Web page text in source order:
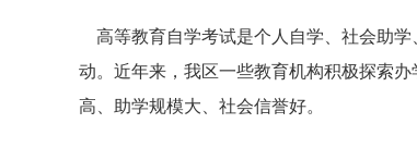
高等教育自学考试是个人自学、社会助学
动。近年来，我区一些教育机构积极探索
高、助学规模大、社会信誉好。